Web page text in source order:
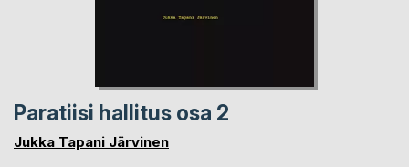
Paratiisi hallitus osa 2
Jukka Tapani Järvinen